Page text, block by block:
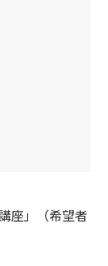
座」（希望者